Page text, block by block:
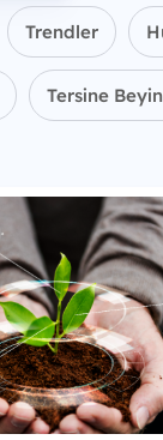
Trendler
Tersine